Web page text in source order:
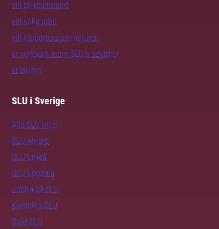
vill bli doktorand
vill söka jobb
vill rapportera om naturen
är verksam inom SLU:s sektorer
är alumn
SLU i Sverige
Alla SLU-orter
SLU Alnarp
SLU Umeå
SLU Uppsala
Jobba på SLU
Kontakta SLU
Stöd SLU